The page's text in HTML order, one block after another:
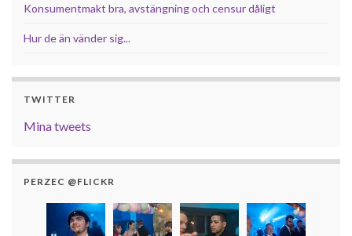
Konsumentmakt bra, avstängning och censur dåligt
Hur de än vänder sig...
TWITTER
Mina tweets
PERZEC @FLICKR